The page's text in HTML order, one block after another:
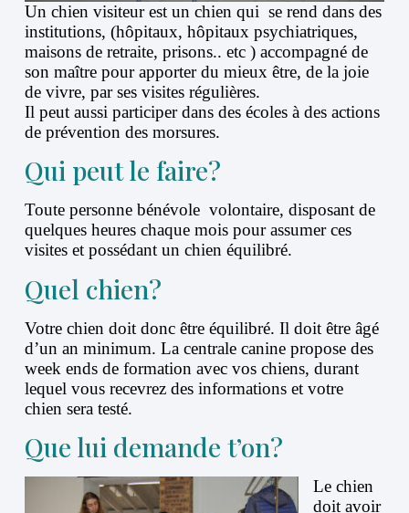
Un chien visiteur est un chien qui se rend dans des
institutions, (hôpitaux, hôpitaux psychiatriques,
maisons de retraite, prisons.. etc ) accompagné de
son maître pour apporter du mieux être, de la joie
de vivre, par ses visites régulières.
Il peut aussi participer dans des écoles à des actions
de prévention des morsures.
Qui peut le faire?
Toute personne bénévole volontaire, disposant de
quelques heures chaque mois pour assumer ces
visites et possédant un chien équilibré.
Quel chien?
Votre chien doit donc être équilibré. Il doit être âgé
d’un an minimum. La centrale canine propose des
week ends de formation avec vos chiens, durant
lequel vous recevrez des informations et votre
chien sera testé.
Que lui demande t’on?
Le chien
doit avoir